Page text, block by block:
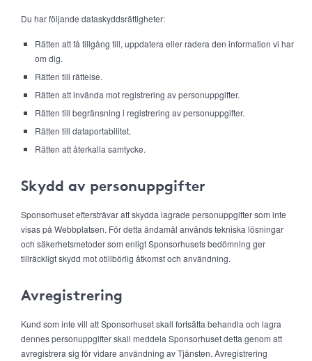
Du har följande dataskyddsrättigheter:
Rätten att få tillgång till, uppdatera eller radera den information vi har
om dig.
Rätten till rättelse.
Rätten att invända mot registrering av personuppgifter.
Rätten till begränsning i registrering av personuppgifter.
Rätten till dataportabilitet.
Rätten att återkalla samtycke.
Skydd av personuppgifter
Sponsorhuset eftersträvar att skydda lagrade personuppgifter som inte
visas på Webbplatsen. För detta ändamål används tekniska lösningar
och säkerhetsmetoder som enligt Sponsorhusets bedömning ger
tillräckligt skydd mot otillbörlig åtkomst och användning.
Avregistrering
Kund som inte vill att Sponsorhuset skall fortsätta behandla och lagra
dennes personuppgifter skall meddela Sponsorhuset detta genom att
avregistrera sig för vidare användning av Tjänsten. Avregistrering